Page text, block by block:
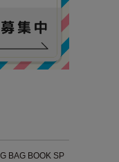
BAG BOOK SP